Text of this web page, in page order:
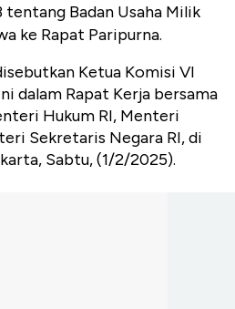
Badan Usaha Milik
ke Rapat Paripurna.
Ketua Komisi VI
dalam Rapat Kerja bersama
Hukum RI, Menteri
Sekretaris Negara RI, di
Sabtu, (1/2/2025).